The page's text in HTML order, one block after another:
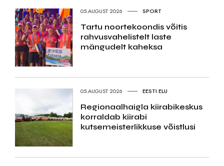
05.AUGUST 2026 SPORT
Tartu noortekoondis võitis
rahvusvahelistelt laste
mängudelt kaheksa
05.AUGUST 2026 EESTI ELU
Regionaalhaigla kiirabikeskus
korraldab kiirabi
kutsemeisterlikkuse võistlusi